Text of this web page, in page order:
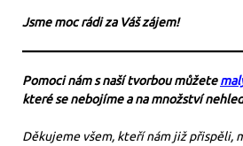
Jsme moc rádi za Váš zájem!
Pomoci nám s naší tvorbou můžete
které se nebojíme a na množství
Děkujeme všem, kteří nám již přispěli,